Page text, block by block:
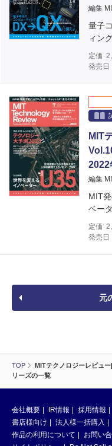
TOP
MITテクノロジーレビュ
リーズの一覧
編集
量子
ィン
定価
発売日
MIT
2022
編集
MIT
ベー
定価
発売日
元
会社概要 IR情報 採用情報
書店様向け
法人様一括購入
作品の利用について
お問い